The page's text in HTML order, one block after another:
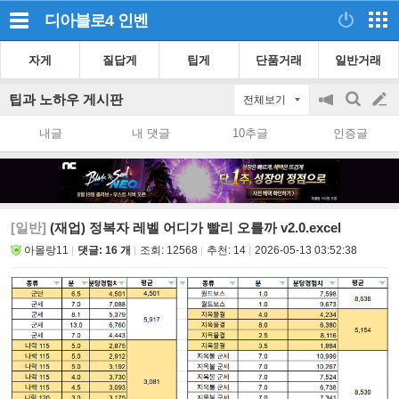
디아블로4 인벤
자게 질답게 팁게 단품거래 일반거래
팁과 노하우 게시판 전체보기
공
on/off
검
색
글
쓰
내글 내 댓글 10추글 인증글
[일반] (재업) 정복자 레벨 어디가 빨리 오를까 v2.0.excel
아몰랑11 댓글: 16 개 조회: 12568 추천: 14 2026-05-13 03:52:38